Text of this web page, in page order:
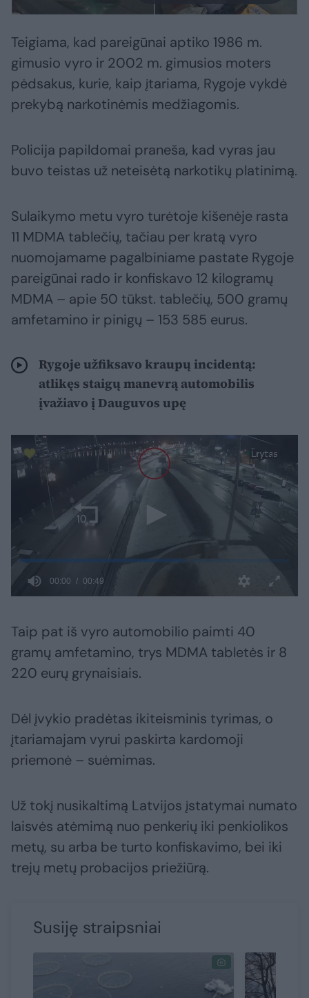
Teigiama, kad pareigūnai aptiko 1986 m.
gimusio vyro ir 2002 m. gimusios moters
pėdsakus, kurie, kaip įtariama, Rygoje vykdė
prekybą narkotinėmis medžiagomis.
Policija papildomai praneša, kad vyras jau
buvo teistas už neteisėtą narkotikų platinimą.
Sulaikymo metu vyro turėtoje kišenėje rasta
11 MDMA tablečių, tačiau per kratą vyro
nuomojamame pagalbiniame pastate Rygoje
pareigūnai rado ir konfiskavo 12 kilogramų
MDMA – apie 50 tūkst. tablečių, 500 gramų
amfetamino ir pinigų – 153 585 eurus.
Rygoje užfiksavo kraupų incidentą:
atlikęs staigų manevrą automobilis
įvažiavo į Dauguvos upę
Taip pat iš vyro automobilio paimti 40
gramų amfetamino, trys MDMA tabletės ir 8
220 eurų grynaisiais.
Dėl įvykio pradėtas ikiteisminis tyrimas, o
įtariamajam vyrui paskirta kardomoji
priemonė – suėmimas.
Už tokį nusikaltimą Latvijos įstatymai numato
laisvės atėmimą nuo penkerių iki penkiolikos
metų, su arba be turto konfiskavimo, bei iki
trejų metų probacijos priežiūrą.
Susiję straipsniai